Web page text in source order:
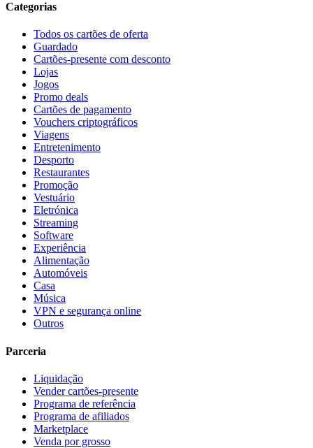
Categorias
Todos os cartões de oferta
Guardado
Cartões-presente com desconto
Lojas
Jogos
Promo deals
Cartões de pagamento
Vouchers criptográficos
Viagens
Entretenimento
Desporto
Restaurantes
Promoção
Vestuário
Eletrónica
Streaming
Software
Experiência
Alimentação
Automóveis
Casa
Música
VPN e segurança online
Outros
Parceria
Liquidação
Vender cartões-presente
Programa de referência
Programa de afiliados
Marketplace
Venda por grosso